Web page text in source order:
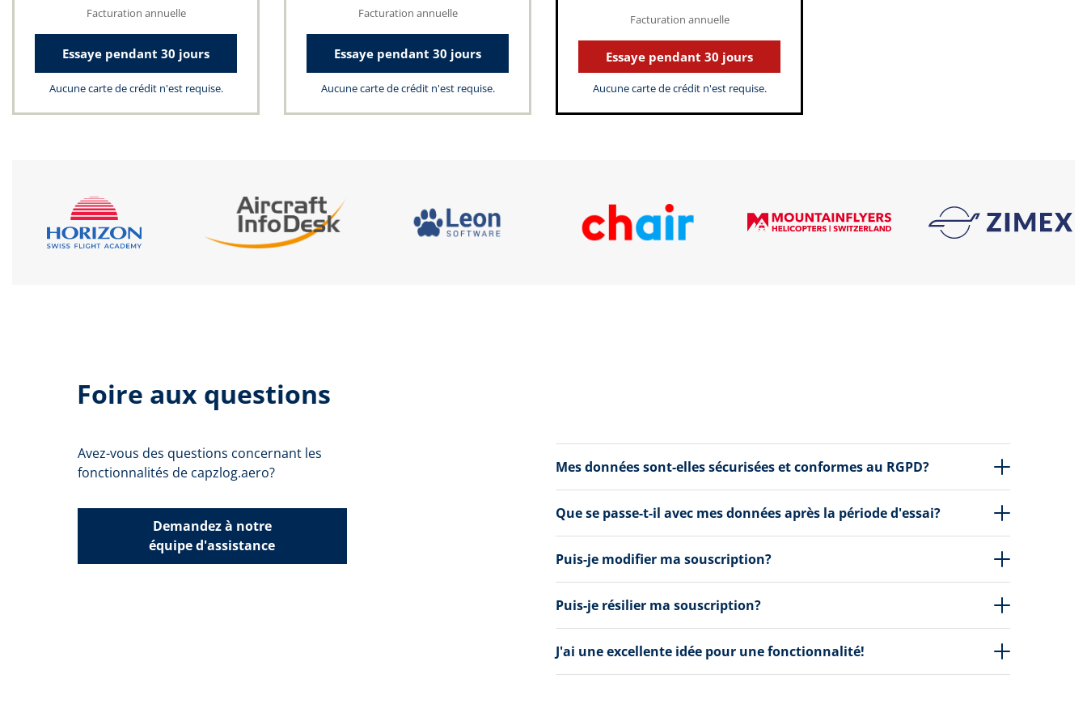
Facturation annuelle
Essaye pendant 30 jours
Aucune carte de crédit n'est requise.
Facturation annuelle
Essaye pendant 30 jours
Aucune carte de crédit n'est requise.
Facturation annuelle
Essaye pendant 30 jours
Aucune carte de crédit n'est requise.
Foire aux questions
Avez-vous des questions concernant les
fonctionnalités de capzlog.aero?
Demandez à notre
équipe d'assistance
Mes données sont-elles sécurisées et conformes au RGPD?
Que se passe-t-il avec mes données après la période d'essai?
Puis-je modifier ma souscription?
Puis-je résilier ma souscription?
J'ai une excellente idée pour une fonctionnalité!